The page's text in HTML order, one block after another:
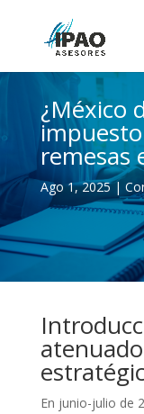
¿México
remesas
Ago 1, 2025|
En junio-julio de